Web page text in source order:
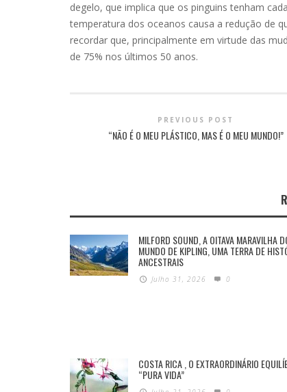
degelo, que implica que os pinguins tenham
temperatura dos oceanos causa a redução de
recordar que, principalmente em virtude das
de 75% nos últimos 50 anos.
PREVIOUS POST
“NÃO É O MEU PLÁSTICO, MAS É O MEU MUNDO!”
MILFORD SOUND, A OITAVA MARAVILHA
MUNDO DE KIPLING, UMA TERRA DE
ANCESTRAIS
Julho 31, 2026 0
COSTA RICA , O EXTRAORDINÁRIO
“PURA VIDA”